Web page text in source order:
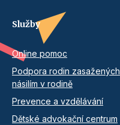
Služby
Online pomoc
Podpora rodin zasažených
násilím v rodině
Prevence a vzdělávání
Dětské advokační centrum